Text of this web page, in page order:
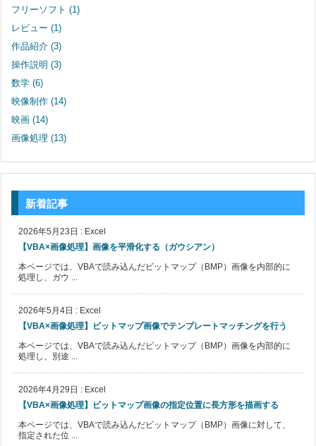
フリーソフト (1)
レビュー (1)
作品紹介 (3)
操作説明 (3)
数学 (6)
映像制作 (14)
映画 (14)
画像処理 (13)
新着記事
2026年5月23日 : Excel
【VBA×画像処理】画像を平滑化する（ガウシアン）
本ページでは、VBAで読み込んだビットマップ（BMP）画像を内部的に
処理し、ガウ ...
2026年5月4日 : Excel
【VBA×画像処理】ビットマップ画像でテンプレートマッチングを行う
本ページでは、VBAで読み込んだビットマップ（BMP）画像を内部的に
処理し、別途 ...
2026年4月29日 : Excel
【VBA×画像処理】ビットマップ画像の指定位置に長方形を描画する
本ページでは、VBAで読み込んだビットマップ（BMP）画像に対して、
指定された位 ...